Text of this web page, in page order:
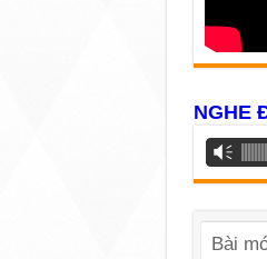
NGHE
Trình
phát
âm
Vm
Bài